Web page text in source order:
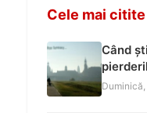
Cele mai
Când